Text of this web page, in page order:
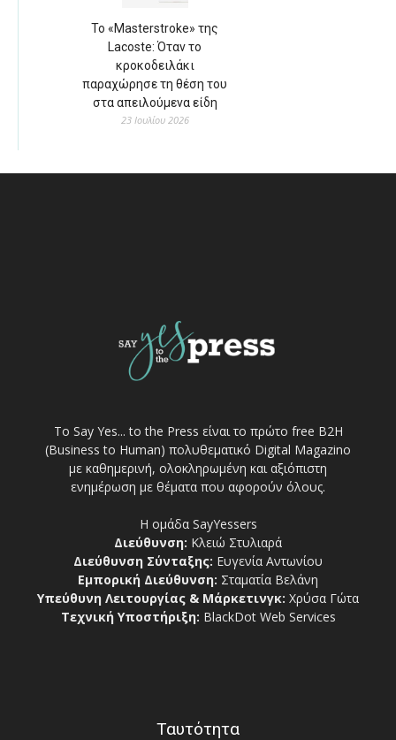
Το «Masterstroke» της
Lacoste: Όταν το
κροκοδειλάκι
παραχώρησε τη θέση του
στα απειλούμενα είδη
23 Ιουλίου 2026
Το Say Yes... to the Press είναι το πρώτο free Β2Η
(Business to Human) πολυθεματικό Digital Magazino
με καθημερινή, ολοκληρωμένη και αξιόπιστη
ενημέρωση με θέματα που αφορούν όλους.
Η ομάδα SayYessers
Διεύθυνση: Κλειώ Στυλιαρά
Διεύθυνση Σύνταξης: Ευγενία Αντωνίου
Εμπορική Διεύθυνση: Σταματία Βελάνη
Υπεύθυνη Λειτουργίας & Μάρκετινγκ: Χρύσα Γώτα
Τεχνική Υποστήριξη: BlackDot Web Services
Ταυτότητα